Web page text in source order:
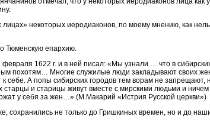
некоторых иеродиаконов, по моему мнению, как
Тюменскую епархию.
1622 г. и в ней писал: «Мы узнали … что в
похотям… Многие служилые люди закладывают своих
себе. А попы сибирских городов тем ворам не
старцы и старицы живут вместе с мирскими людьми и
у себя за жен…» (М.Макарий «Истрия Русской церкви»)
сохранились не только до Гришкиных времен, но и до